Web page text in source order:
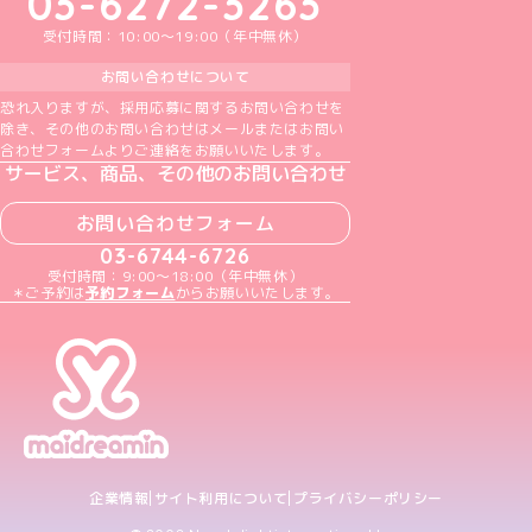
受付時間：10:00～19:00（年中無休）
お問い合わせについて
恐れ入りますが、採用応募に関するお問い合わせを
除き、その他のお問い合わせはメールまたはお問い
合わせフォームよりご連絡をお願いいたします。
サービス、商品、その他のお問い合わせ
お問い合わせフォーム
03-6744-6726
受付時間：9:00～18:00（年中無休）
＊ご予約は予約フォームからお願いいたします。
企業情報 サイト利用について プライバシーポリシー